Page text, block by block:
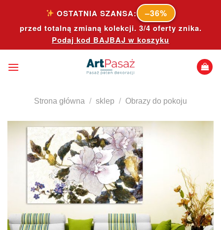
content
OSTATNIA SZANSA: –36%
przed totalną zmianą kolekcji. 3/4 oferty znika.
Podaj kod BAJBAJ w koszyku
Strona główna / sklep / Obrazy do pokoju